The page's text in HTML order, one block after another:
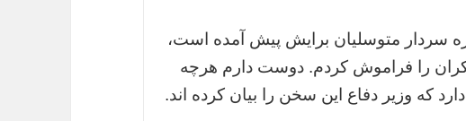
سردار متوسلیان برایش پیش آمده است،
را فراموش کردم. دوست دارم هرچه
که وزیر دفاع این سخن را بیان کرده اند.